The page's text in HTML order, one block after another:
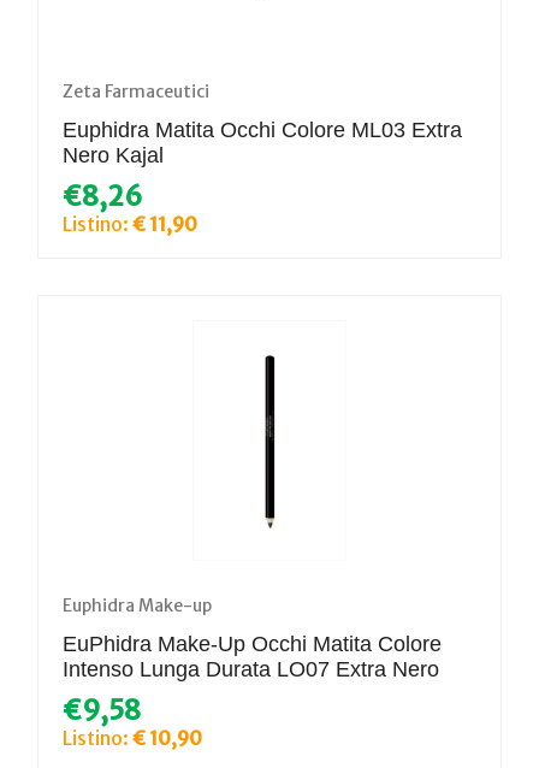
Zeta Farmaceutici
Euphidra Matita Occhi Colore ML03 Extra
Nero Kajal
€8,26
Listino: € 11,90
Euphidra Make-up
EuPhidra Make-Up Occhi Matita Colore
Intenso Lunga Durata LO07 Extra Nero
€9,58
Listino: € 10,90